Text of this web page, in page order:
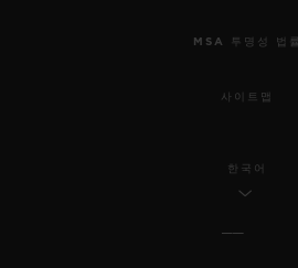
MSA 투명성 법률
사이트맵
한국어